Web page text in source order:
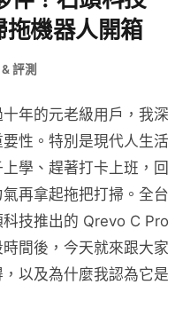
機器人開箱
評測
年的元老級用戶，我深
性。特別是現代人生活
學、趕著打卡上班，回
再拿起拖把打掃。全台
技推出的 Qrevo C Pro
間後，今天就來跟大家
以及為什麼我認為它是